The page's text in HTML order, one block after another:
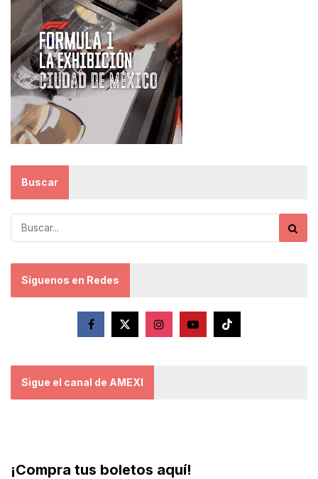
Buscar
Síguenos en Redes
Sigue el canal de AMEXI
¡Compra tus boletos aquí!